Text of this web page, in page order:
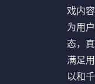
戏内
为用
态，
满足
以和